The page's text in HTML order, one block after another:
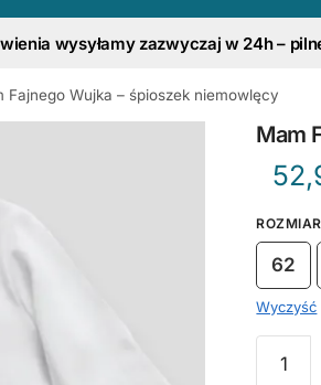
wysyłamy zazwyczaj w 24h –
Fajnego Wujka – śpioszek niemowlęcy
Mam
ROZMIAR
62
Wyczyść
Mam